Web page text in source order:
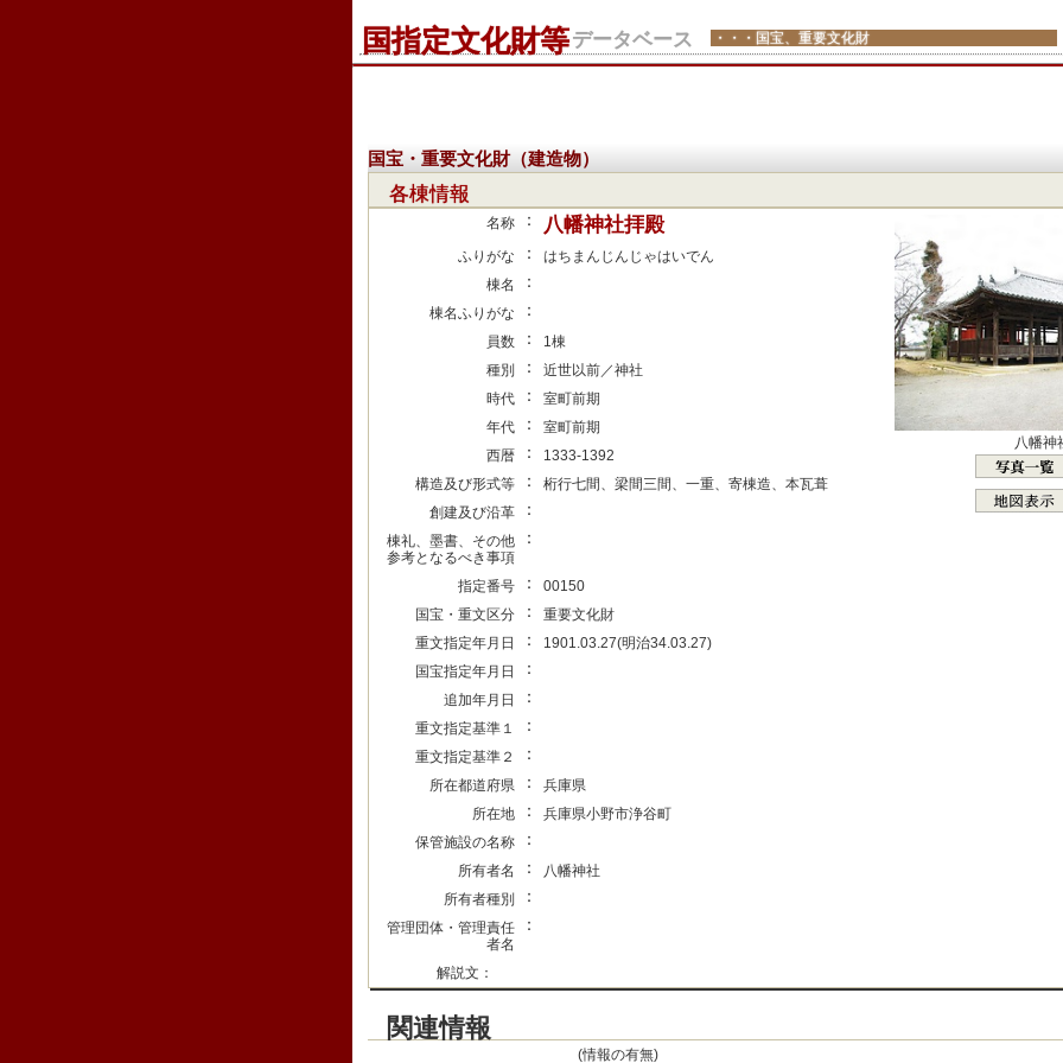
国指定文化財等データベース ・・・国宝、重要文化財
国宝・重要文化財（建造物）
各棟情報
名称 ： 八幡神社拝殿
ふりがな ：
はちまんじんじゃはいでん
棟名
：
棟名ふりがな ：
員数 ：
1棟
種別
：
近世以前／神社
時代
：
室町前期
年代
：
室町前期
西暦
：
1333-1392
構造及び形式等
：
桁行七間、梁間三間、一重、寄棟造、本瓦葺
創建及び沿革
：
棟礼、墨書、その他
参考となるべき事項
：
指定番号 ：
00150
国宝・重文区分
：
重要文化財
重文指定年月日
：
1901.03.27(明治34.03.27)
国宝指定年月日
：
追加年月日 ：
重文指定基準１ ：
重文指定基準２ ：
所在都道府県 ：
兵庫県
所在地
：
兵庫県小野市浄谷町
保管施設の名称
：
所有者名 ：
八幡神社
所有者種別
：
管理団体・管理責任
者名
：
八幡神
解説文：
関連情報
(情報の有無)